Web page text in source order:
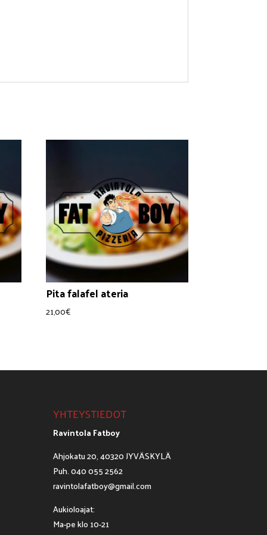
Pita falafel ateria
21,00€
YHTEYSTIEDOT
Ravintola Fatboy
Ahjokatu 20, 40320 JYVÄSKYLÄ
Puh. 040 055 2562
ravintolafatboy@gmail.com
Aukioloajat:
Ma-pe klo 10-21